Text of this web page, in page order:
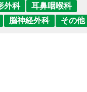
外科
耳鼻咽喉科
脳神経外科 その他